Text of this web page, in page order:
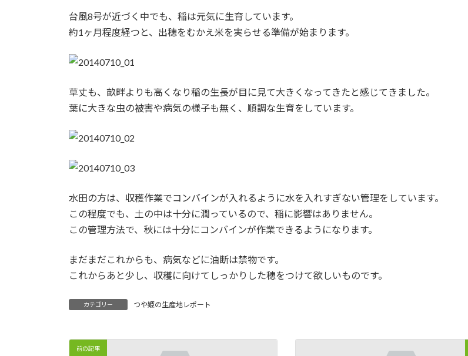
新
台風8号が近づく中でも、稲は元気に生育しています。
約1ヶ月程度経つと、出穂をむかえ米を実らせる準備が始まります。
草丈も、畝畔よりも高くなり稲の生長が目に見て大きくなってきたと感じてきました。
葉に大きな虫の被害や病気の様子も無く、順調な生育をしています。
水田の方は、収穫作業でコンバインが入れるように水を入れすぎない管理をしています。
この程度でも、土の中は十分に潤っているので、稲に影響はありません。
この管理方法で、秋には十分にコンバインが作業できるようになります。
まだまだこれからも、病気などに油断は禁物です。
これからあと少し、収穫に向けてしっかりした穂をつけて欲しいものです。
カテゴリー つや姫の生産地レポート
前の記事